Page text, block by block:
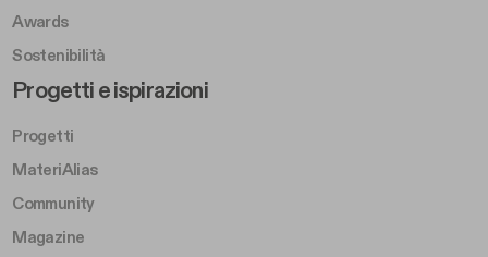
Awards
Sostenibilità
Footer Left Middle B
Progetti e ispirazioni
Progetti
MateriAlias
Community
Magazine